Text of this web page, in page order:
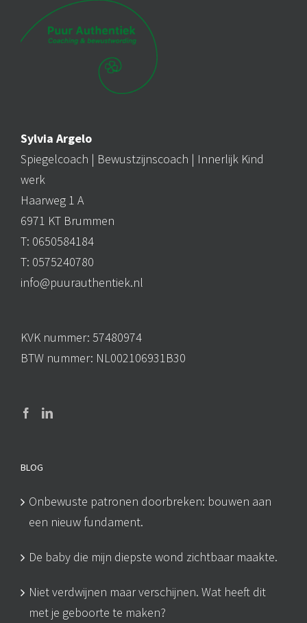
Sylvia Argelo
Spiegelcoach | Bewustzijnscoach | Innerlijk Kind
werk
Haarweg 1 A
6971 KT Brummen
T: 0650584184
T: 0575240780
info@puurauthentiek.nl
KVK nummer: 57480974
BTW nummer: NL002106931B30
BLOG
Onbewuste patronen doorbreken: bouwen aan
een nieuw fundament.
De baby die mijn diepste wond zichtbaar maakte.
Niet verdwijnen maar verschijnen. Wat heeft dit
met je geboorte te maken?